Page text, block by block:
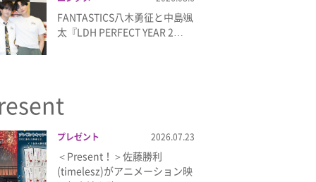
FANTASTICS八木勇征と中島颯
太『LDH PERFECT YEAR 2…
プレゼント 2026.07.23
＜Present！＞佐藤勝利
(timelesz)がアニメーション映